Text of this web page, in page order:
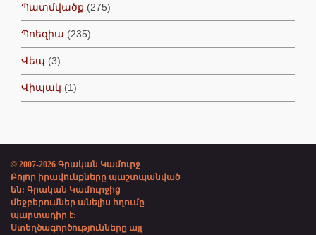
Պատմվածք (275)
Պոեզիա (235)
Վեպ (3)
Վիպակ (1)
© 2007-2026 Գրական Կամուրջ
Բոլոր իրավունքները պաշտպանված
են: Գրական Կամուրջից
մեջբերումներ անելիս հղումը
պարտադիր է:
Ստեղծագործությունները այլ